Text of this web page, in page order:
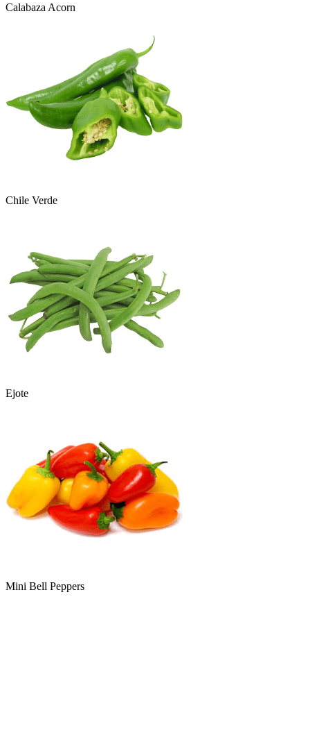
Calabaza Acorn
Chile Verde
Ejote
Mini Bell Peppers